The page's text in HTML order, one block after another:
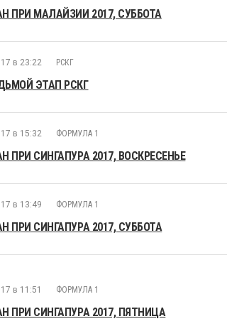
ПРИ МАЛАЙЗИИ 2017, СУББОТА
в 23:22 РСКГ
ЭТАП РСКГ
в 15:32 ФОРМУЛА 1
ПРИ СИНГАПУРА 2017, ВОСКРЕСЕНЬЕ
в 13:49 ФОРМУЛА 1
ПРИ СИНГАПУРА 2017, СУББОТА
в 11:51 ФОРМУЛА 1
ПРИ СИНГАПУРА 2017, ПЯТНИЦА